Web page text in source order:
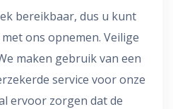
bereikbaar, dus u kunt
ons opnemen. Veilige
maken gebruik van een
service voor onze
ervoor zorgen dat de